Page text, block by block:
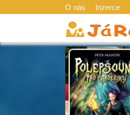
O nás Inzerce